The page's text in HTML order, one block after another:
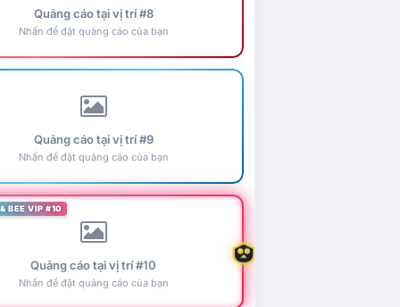
Quảng cáo tại vị trí #8
Nhấn để đặt quảng cáo của bạn
Quảng cáo tại vị trí #9
Nhấn để đặt quảng cáo của bạn
BEE VIP #10
Quảng cáo tại vị trí #10
Nhấn để đặt quảng cáo của bạn